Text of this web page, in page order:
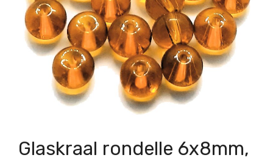
Glaskraal rondelle 6x8mm,